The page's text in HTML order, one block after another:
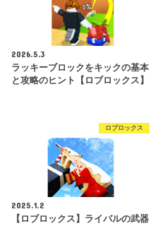
2026.5.3
ラッキーブロックをキックの基本
と攻略のヒント【ロブロックス】
ロブロックス
2025.1.2
【ロブロックス】ライバルの武器